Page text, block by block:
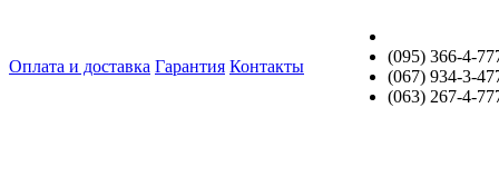
Оплата и доставка Гарантия Контакты
(095) 366-4-
(067) 934-3-
(063) 267-4-